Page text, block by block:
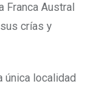
Franca Austral
crías y
única localidad